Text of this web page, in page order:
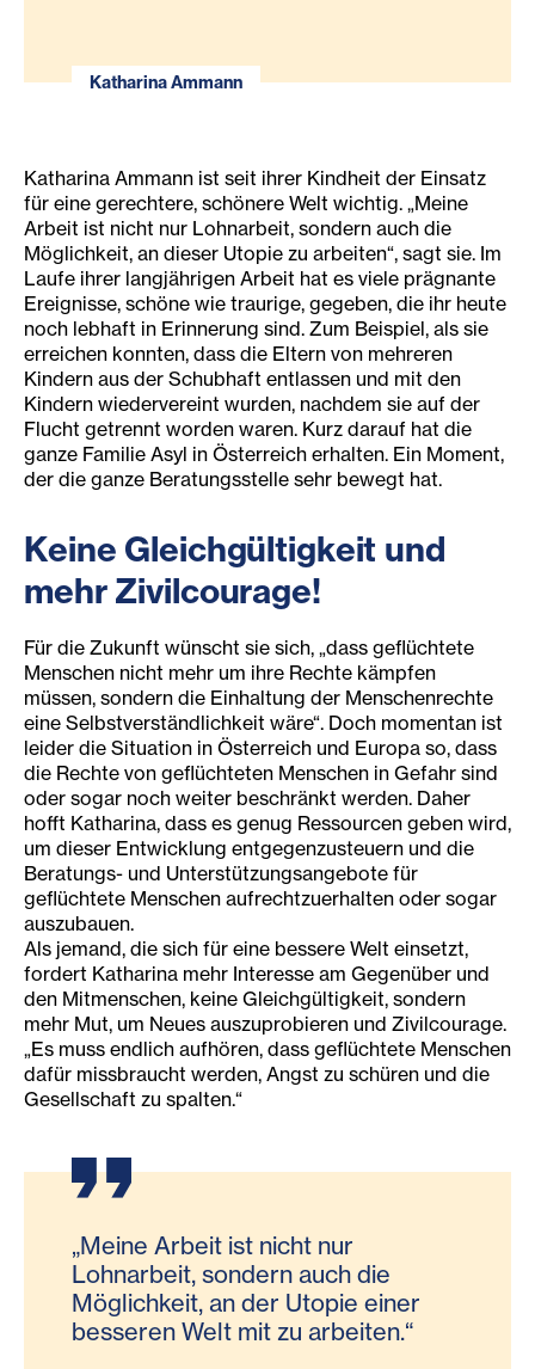
Katharina Ammann
Katharina Ammann ist seit ihrer Kindheit der Einsatz
für eine gerechtere, schönere Welt wichtig. „Meine
Arbeit ist nicht nur Lohnarbeit, sondern auch die
Möglichkeit, an dieser Utopie zu arbeiten“, sagt sie. Im
Laufe ihrer langjährigen Arbeit hat es viele prägnante
Ereignisse, schöne wie traurige, gegeben, die ihr heute
noch lebhaft in Erinnerung sind. Zum Beispiel, als sie
erreichen konnten, dass die Eltern von mehreren
Kindern aus der Schubhaft entlassen und mit den
Kindern wiedervereint wurden, nachdem sie auf der
Flucht getrennt worden waren. Kurz darauf hat die
ganze Familie Asyl in Österreich erhalten. Ein Moment,
der die ganze Beratungsstelle sehr bewegt hat.
Keine Gleichgültigkeit und
mehr Zivilcourage!
Für die Zukunft wünscht sie sich, „dass geflüchtete
Menschen nicht mehr um ihre Rechte kämpfen
müssen, sondern die Einhaltung der Menschenrechte
eine Selbstverständlichkeit wäre“. Doch momentan ist
leider die Situation in Österreich und Europa so, dass
die Rechte von geflüchteten Menschen in Gefahr sind
oder sogar noch weiter beschränkt werden. Daher
hofft Katharina, dass es genug Ressourcen geben wird,
um dieser Entwicklung entgegenzusteuern und die
Beratungs- und Unterstützungsangebote für
geflüchtete Menschen aufrechtzuerhalten oder sogar
auszubauen.
Als jemand, die sich für eine bessere Welt einsetzt,
fordert Katharina mehr Interesse am Gegenüber und
den Mitmenschen, keine Gleichgültigkeit, sondern
mehr Mut, um Neues auszuprobieren und Zivilcourage.
„Es muss endlich aufhören, dass geflüchtete Menschen
dafür missbraucht werden, Angst zu schüren und die
Gesellschaft zu spalten.“
„Meine Arbeit ist nicht nur
Lohnarbeit, sondern auch die
Möglichkeit, an der Utopie einer
besseren Welt mit zu arbeiten.“